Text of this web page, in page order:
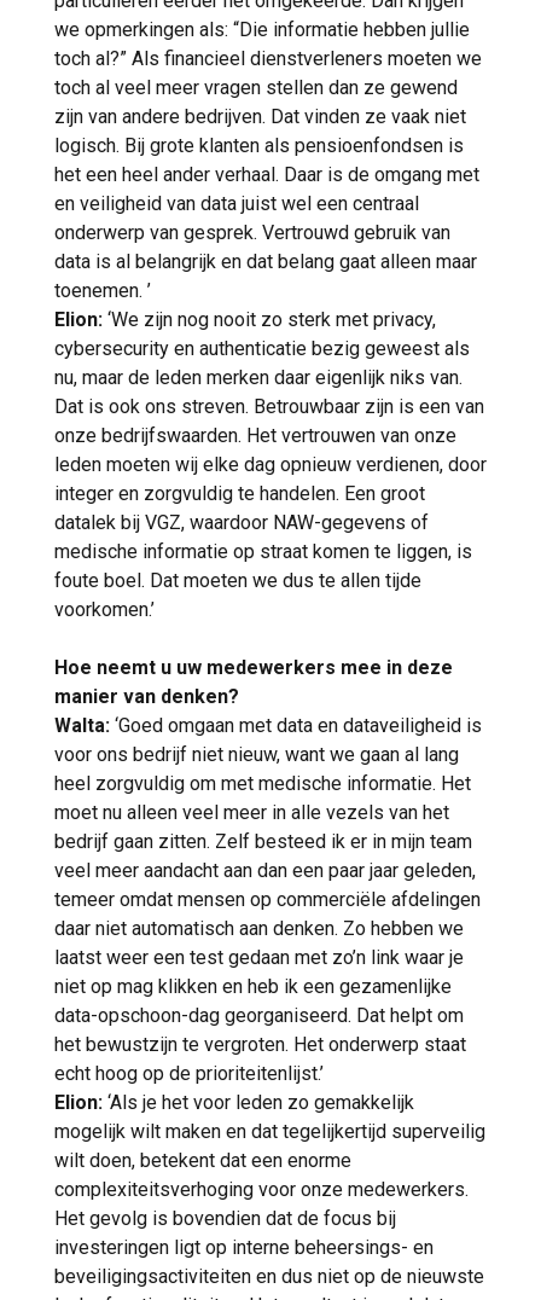
we opmerkingen als: “Die informatie hebben jullie
toch al?” Als financieel dienstverleners moeten we
toch al veel meer vragen stellen dan ze gewend
zijn van andere bedrijven. Dat vinden ze vaak niet
logisch. Bij grote klanten als pensioenfondsen is
het een heel ander verhaal. Daar is de omgang met
en veiligheid van data juist wel een centraal
onderwerp van gesprek. Vertrouwd gebruik van
data is al belangrijk en dat belang gaat alleen maar
toenemen. ’
Elion: ‘We zijn nog nooit zo sterk met privacy,
cybersecurity en authenticatie bezig geweest als
nu, maar de leden merken daar eigenlijk niks van.
Dat is ook ons streven. Betrouwbaar zijn is een van
onze bedrijfswaarden. Het vertrouwen van onze
leden moeten wij elke dag opnieuw verdienen, door
integer en zorgvuldig te handelen. Een groot
datalek bij VGZ, waardoor NAW-gegevens of
medische informatie op straat komen te liggen, is
foute boel. Dat moeten we dus te allen tijde
voorkomen.’
Hoe neemt u uw medewerkers mee in deze
manier van denken?
Walta: ‘Goed omgaan met data en dataveiligheid is
voor ons bedrijf niet nieuw, want we gaan al lang
heel zorgvuldig om met medische informatie. Het
moet nu alleen veel meer in alle vezels van het
bedrijf gaan zitten. Zelf besteed ik er in mijn team
veel meer aandacht aan dan een paar jaar geleden,
temeer omdat mensen op commerciële afdelingen
daar niet automatisch aan denken. Zo hebben we
laatst weer een test gedaan met zo’n link waar je
niet op mag klikken en heb ik een gezamenlijke
data-opschoon-dag georganiseerd. Dat helpt om
het bewustzijn te vergroten. Het onderwerp staat
echt hoog op de prioriteitenlijst.’
Elion: ‘Als je het voor leden zo gemakkelijk
mogelijk wilt maken en dat tegelijkertijd superveilig
wilt doen, betekent dat een enorme
complexiteitsverhoging voor onze medewerkers.
Het gevolg is bovendien dat de focus bij
investeringen ligt op interne beheersings- en
beveiligingsactiviteiten en dus niet op de nieuwste